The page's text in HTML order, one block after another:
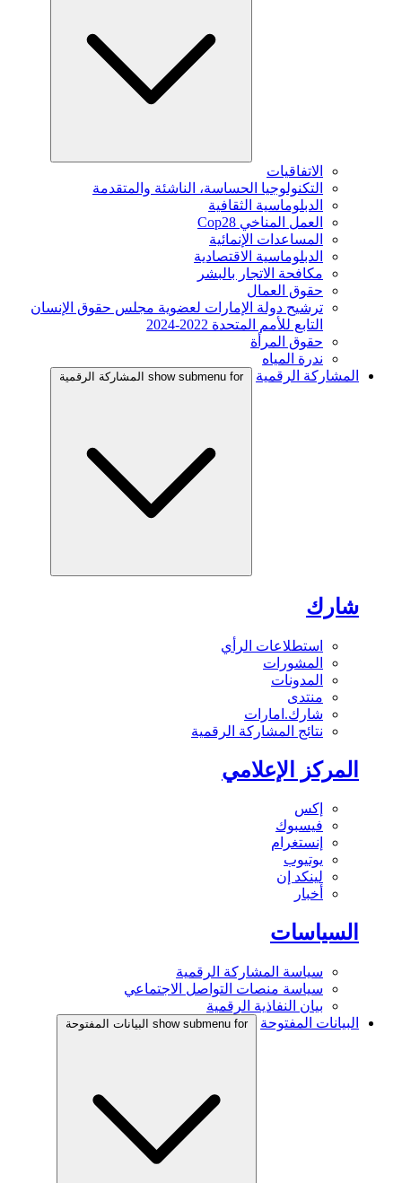
الاتفاقيات
التكنولوجيا الحساسة، الناشئة والمتقدمة
الدبلوماسية الثقافية
العمل المناخي Cop28
المساعدات الإنمائية
الدبلوماسية الاقتصادية
مكافحة الاتجار بالبشر
حقوق العمال
ترشيح دولة الإمارات لعضوية مجلس حقوق الإنسان
التابع للأمم المتحدة 2022-2024
حقوق المرأة
ندرة المياه
المشاركة الرقمية
show submenu for المشاركة الرقمية
شارك
استطلاعات الرأي
المشورات
المدونات
منتدى
شارك.امارات
نتائج المشاركة الرقمية
المركز الإعلامي
إكس
فيسبوك
إنستغرام
يوتيوب
لينكد إن
أخبار
السياسات
سياسة المشاركة الرقمية
سياسة منصات التواصل الاجتماعي
بيان النفاذية الرقمية
البيانات المفتوحة
show submenu for البيانات المفتوحة